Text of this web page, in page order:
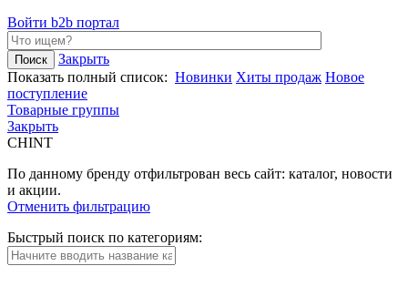
Войти b2b портал
Закрыть
Показать полный список: Новинки Хиты продаж Новое
поступление
Товарные группы
Закрыть
CHINT
По данному бренду отфильтрован весь сайт: каталог, новости
и акции.
Отменить фильтрацию
Быстрый поиск по категориям: